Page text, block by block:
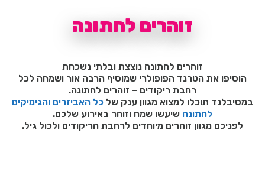
זוהרים לחתונה
זוהרים לחתונה נוצצת ובלתי נשכחת
הוסיפו את הטרנד הפופולרי שמוסיף הרבה אור ושמחה לכל
רחבת ריקודים – זוהרים לחתונה.
במסיבלנד תוכלו למצוא מגוון ענק של כל האביזרים והגימיקים
לחתונה שיעשו שמח וזוהר באירוע שלכם.
לפניכם מגוון זוהרים מיוחדים לרחבת הריקודים ולכול גיל.